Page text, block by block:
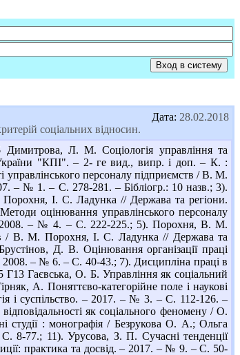
Дата: 28.02.2018
соціальних відносин.
Л. М. Соціологія управління та
"КПІ". – 2- ге вид., випр. і доп. – К. :
управлінського персоналу підприємств / В. М.
– № 1. – С. 278-281. – Бібліогр.: 10 назв.; 3).
І. С. Ладунка // Держава та регіони.
оцінювання управлінського персоналу
2008. – № 4. – С. 222-225.; 5). Порохня, В. М.
/ В. М. Порохня, І. С. Ладунка // Держава та
Д. В. Оцінювання організації праці
2008. – № 6. – С. 40-43.; 7). Дисципліна праці в
Гаєвська, О. Б. Управління як соціальний
А. Поняттєво-категорійне поле і наукові
і суспільство. – 2017. – № 3. – С. 112-126. –
як соціального феномену / О.
студії : монографія / Безрукова О. А.; Ольга
8-77.; 11). Урусова, З. П. Сучасні тенденції
практика та досвід. – 2017. – № 9. – С. 50-